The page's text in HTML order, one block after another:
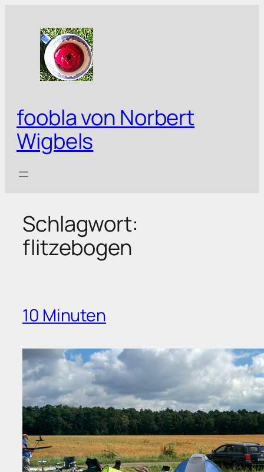
springen
foobla von Norbert
Wigbels
Schlagwort:
flitzebogen
10 Minuten